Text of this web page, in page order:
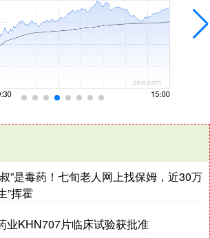
”是毒药！七旬老人网上找保姆，近30万
”挥霍
业KHN707片临床试验获批准